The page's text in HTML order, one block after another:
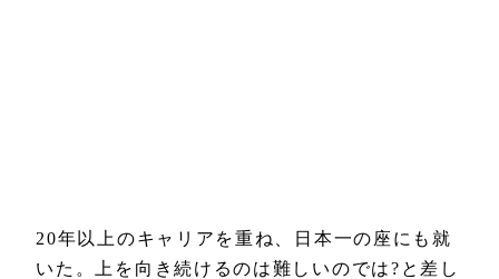
20年以上のキャリアを重ね、日本一の座にも就
いた。上を向き続けるのは難しいのでは?と差し